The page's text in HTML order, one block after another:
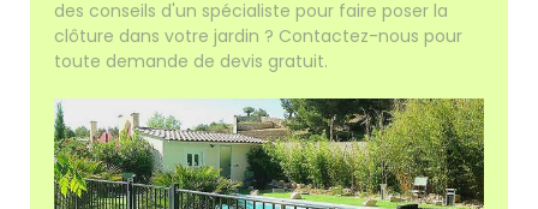
des conseils d'un spécialiste pour faire poser la
clôture dans votre jardin ? Contactez-nous pour
toute demande de devis gratuit.